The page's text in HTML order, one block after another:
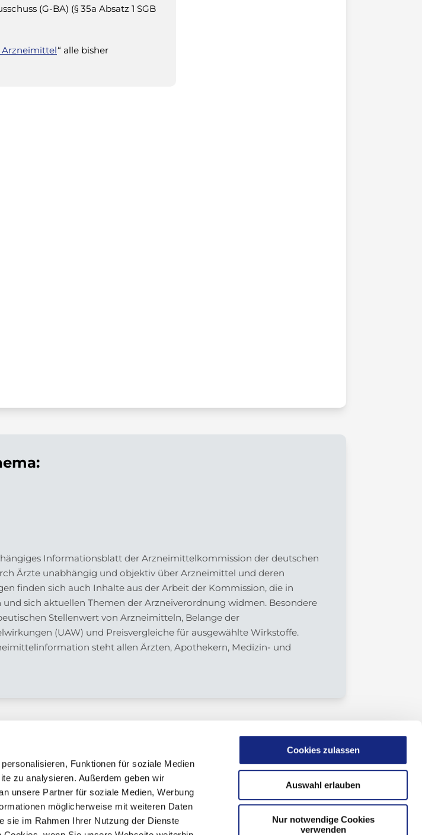
Funktionen für soziale Medien
zu analysieren. Außerdem geben wir
unsere Partner für soziale Medien, Werbung
möglicherweise mit weiteren Daten
sie im Rahmen Ihrer Nutzung der Dienste
Cookies zulassen
Auswahl erlauben
Nur notwendige Cookies
verwenden
(G-BA) (§ 35a Absatz 1 SGB
Arzneimittel“ alle bisher
Informationsblatt der Arzneimittelkommission der deutschen
Ärzte unabhängig und objektiv über Arzneimittel und deren
finden sich auch Inhalte aus der Arbeit der Kommission, die in
sich aktuellen Themen der Arzneiverordnung widmen. Besondere
Stellenwert von Arzneimitteln, Belange der
(UAW) und Preisvergleiche für ausgewählte Wirkstoffe.
steht allen Ärzten, Apothekern, Medizin- und